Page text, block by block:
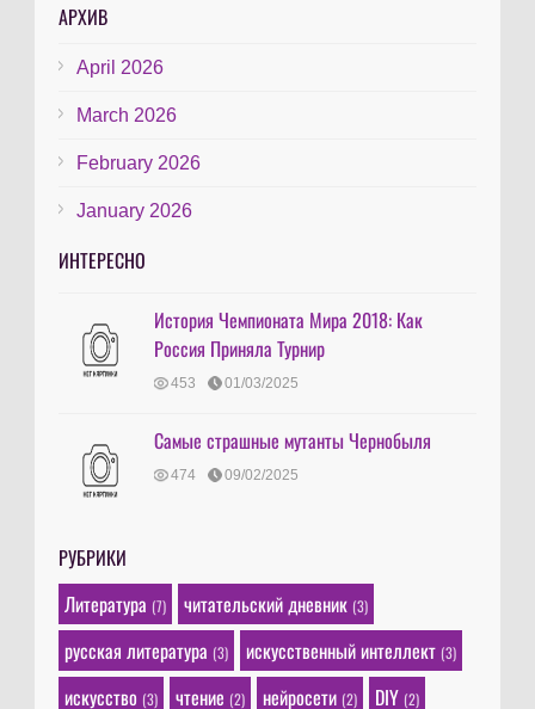
АРХИВ
April 2026
March 2026
February 2026
January 2026
ИНТЕРЕСНО
История Чемпионата Мира 2018: Как
Россия Приняла Турнир
453 01/03/2025
Самые страшные мутанты Чернобыля
474 09/02/2025
РУБРИКИ
Литература (7) читательский дневник (3)
русская литература (3) искусственный интеллект (3)
искусство (3) чтение (2) нейросети (2) DIY (2)